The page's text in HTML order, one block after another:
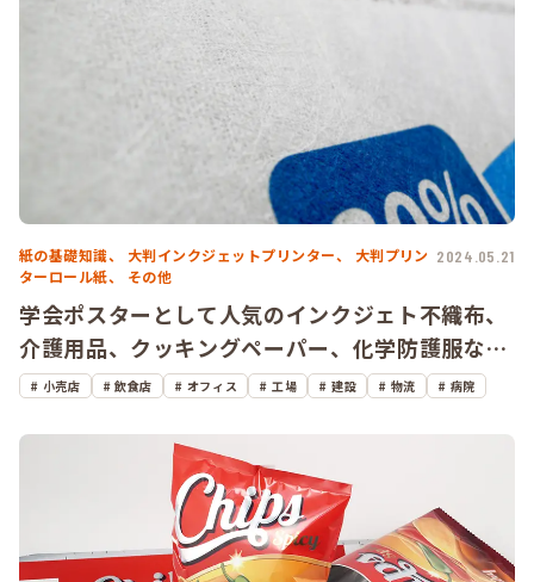
紙の基礎知識、 大判インクジェットプリンター、
大判プリン
ターロール紙、
その他
2024.05.21
学会ポスターとして人気のインクジェト不織布、
介護用品、クッキングペーパー、化学防護服な
ど、多彩な用途に活躍する「不織布」
小売店 飲食店 オフィス 工場 建設 物流 病院